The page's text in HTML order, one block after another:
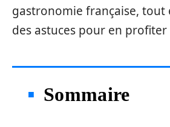
gastronomie française, tout
des astuces pour en
Sommaire